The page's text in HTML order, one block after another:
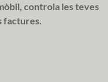
controla les teves
factures.